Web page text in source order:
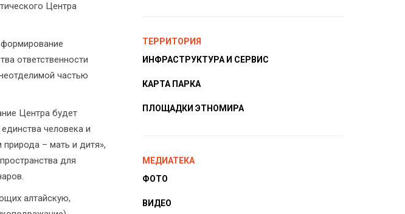
Центра
формирование
ответственности
частью
Центра будет
человека и
– мать и дитя»,
для
алтайскую,
ТЕРРИТОРИЯ
ИНФРАСТРУКТУРА И СЕРВИС
КАРТА ПАРКА
ПЛОЩАДКИ ЭТНОМИРА
МЕДИАТЕКА
ФОТО
ВИДЕО